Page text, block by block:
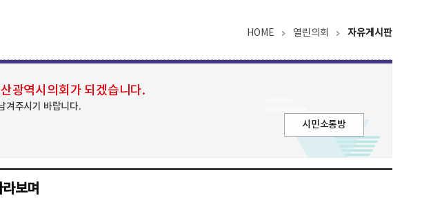
HOME 열린의회 자유게시판
광역시의회가 되겠습니다.
겨주시기 바랍니다.
시민소통방
보며